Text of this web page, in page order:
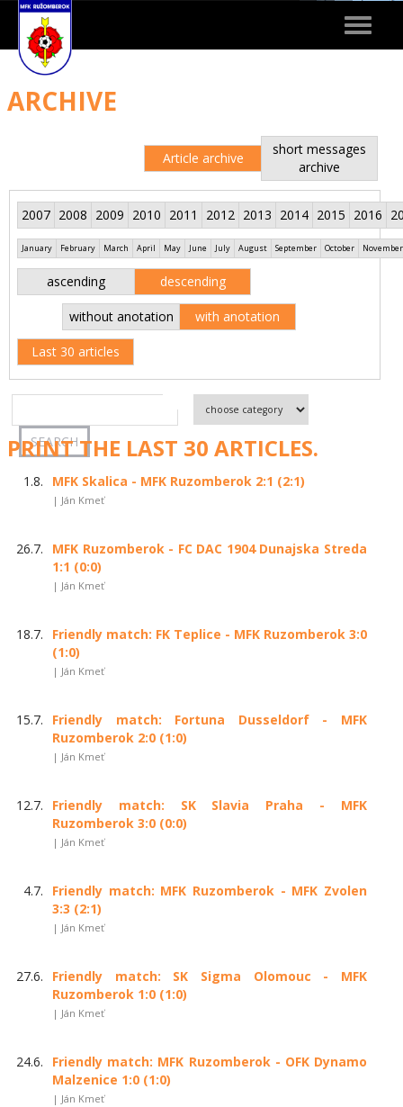
Toggle
ARCHIVE
Article archive
short messages
archive
2007 2008 2009 2010 2011 2012 2013 2014 2015 2016
January February March April May June July August September October November
ascending descending
without anotation with anotation
Last 30 articles
PRINT THE LAST 30 ARTICLES.
1.8. MFK Skalica - MFK Ruzomberok 2:1 (2:1)
| Ján Kmeť
26.7.
MFK Ruzomberok - FC DAC 1904 Dunajska Streda
1:1 (0:0)
| Ján Kmeť
18.7.
Friendly match: FK Teplice - MFK Ruzomberok 3:0
(1:0)
| Ján Kmeť
15.7.
Friendly match: Fortuna Dusseldorf - MFK
Ruzomberok 2:0 (1:0)
| Ján Kmeť
12.7.
Friendly match: SK Slavia Praha - MFK
Ruzomberok 3:0 (0:0)
| Ján Kmeť
4.7.
Friendly match: MFK Ruzomberok - MFK Zvolen
3:3 (2:1)
| Ján Kmeť
27.6.
Friendly match: SK Sigma Olomouc - MFK
Ruzomberok 1:0 (1:0)
| Ján Kmeť
24.6.
Friendly match: MFK Ruzomberok - OFK Dynamo
Malzenice 1:0 (1:0)
| Ján Kmeť